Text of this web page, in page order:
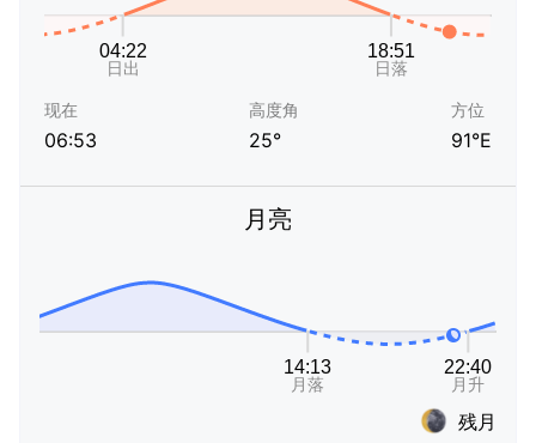
现在
06:53
高度角
25°
方位
91°E
月亮
残月